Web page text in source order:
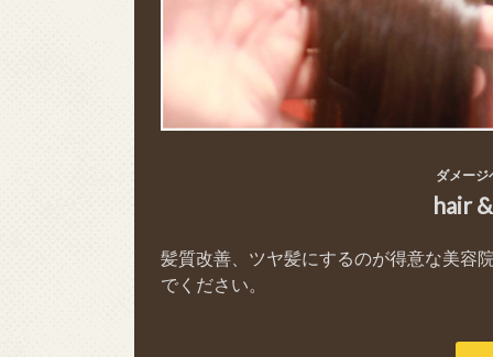
ダメージ
hair
髪質改善、ツヤ髪にするのが得意な美容
でください。